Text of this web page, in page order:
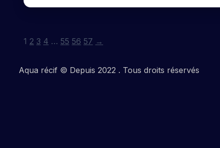
1 2 3 4 … 55 56 57 →
Aqua récif © Depuis 2022 . Tous droits réservés